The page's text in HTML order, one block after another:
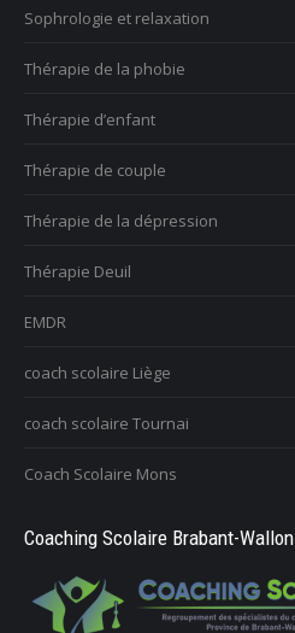
Sophrologie et relaxation
Thérapie de la phobie
Thérapie d’enfant
Thérapie de couple
Thérapie de la dépression
Thérapie Deuil
EMDR
coach scolaire Liège
coach scolaire Tournai
Coach Scolaire Mons
Coaching Scolaire Brabant-Wallon